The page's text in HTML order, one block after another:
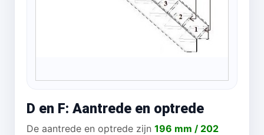
D en F: Aantrede en optrede
De aantrede en optrede zijn 196 mm / 202